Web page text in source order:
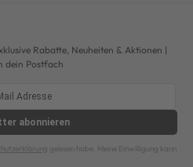
Rabatte, Neuheiten & Aktionen |
dein Postfach
abonnieren
gelesen habe. Meine Einwilligung kann